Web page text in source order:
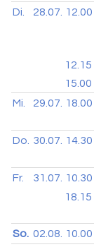
Di. 28.07. 12.00
12.15
15.00
Mi.
29.07. 18.00
Do.
30.07. 14.30
Fr.
31.07. 10.30
18.15
So. 02.08. 10.00